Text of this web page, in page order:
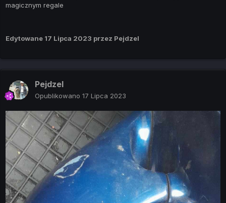
magicznym regale
Edytowane 17 Lipca 2023 przez Pejdzel
Pejdzel
Opublikowano 17 Lipca 2023